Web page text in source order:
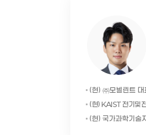
(현) ㈜모빌린트 대
(현) KAIST 전기및
(현) 국가과학기